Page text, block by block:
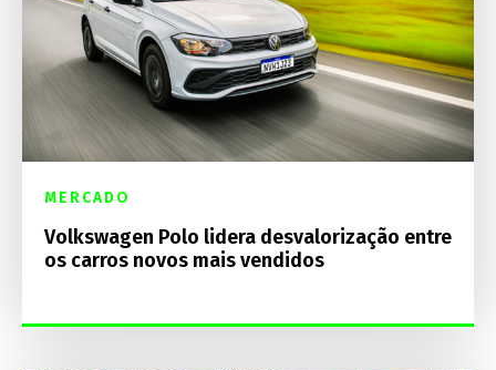
MERCADO
Volkswagen Polo lidera desvalorização entre
os carros novos mais vendidos